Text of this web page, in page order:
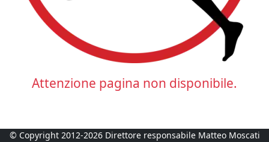
Attenzione pagina non disponibile.
© Copyright 2012-2026 Direttore responsabile Matteo Moscati